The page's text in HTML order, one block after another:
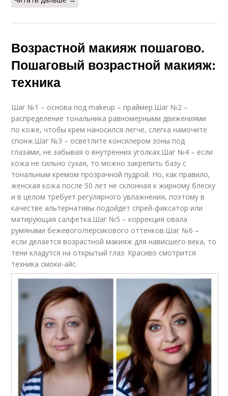
Возрастной макияж пошагово.
Пошаговый возрастной макияж:
техника
Шаг №1 – основа под makeup – праймер.Шаг №2 –
распределение тональника равномерными движениями
по коже, чтобы крем наносился легче, слегка намочите
спонж.Шаг №3 – осветлите консилером зоны под
глазами, не забывая о внутренних уголках.Шаг №4 – если
кожа не сильно сухая, то можно закрепить базу с
тональным кремом прозрачной пудрой. Но, как правило,
женская кожа после 50 лет не склонная к жирному блеску
и в целом требует регулярного увлажнения, поэтому в
качестве альтернативы подойдет спрей-фиксатор или
матирующая салфетка.Шаг №5 – коррекция овала
румянами бежевого/персикового оттенков.Шаг №6 –
если делается возрастной макияж для нависшего века, то
тени кладутся на открытый глаз. Красиво смотрится
техника смоки-айс.